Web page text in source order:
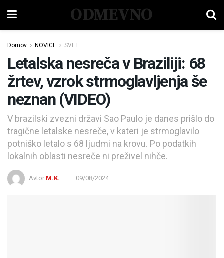
ODMEVNO
Domov NOVICE SVET
Letalska nesreča v Braziliji: 68
žrtev, vzrok strmoglavljenja še
neznan (VIDEO)
V brazilski zvezni državi Sao Paulo je danes prišlo do
tragične letalske nesreče, v kateri je strmoglavilo
potniško letalo s 68 ljudmi na krovu. Po podatkih
lokalnih oblasti nesreče ni preživel nihče.
Avtor M.K. 09/08/2024